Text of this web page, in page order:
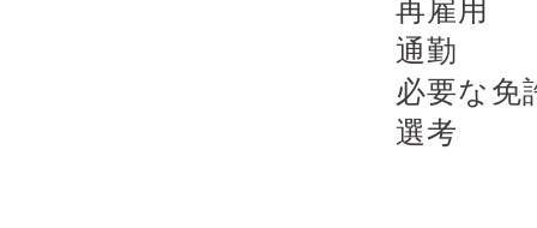
再雇用
通勤
必要な免
選考 ：